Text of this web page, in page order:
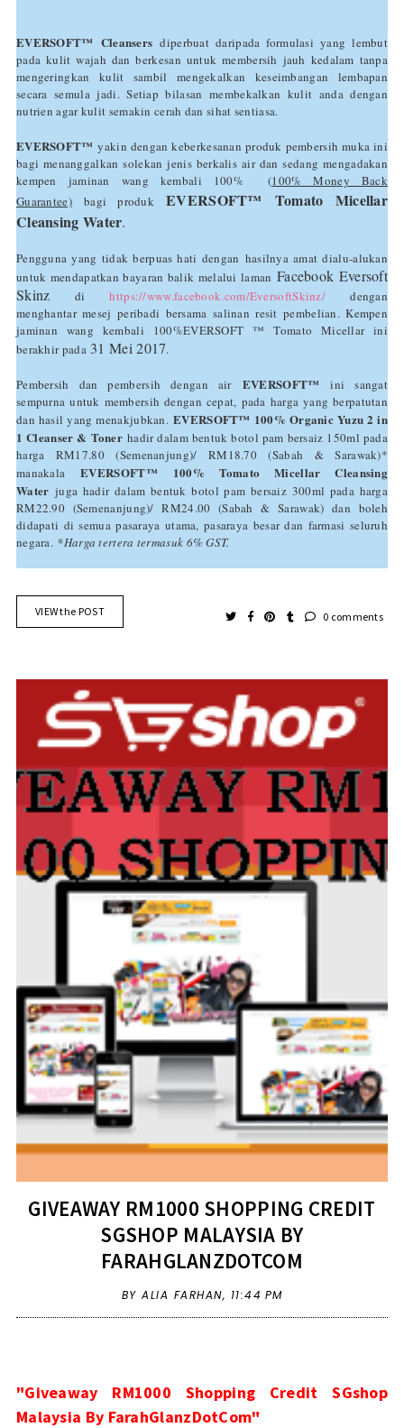
EVERSOFT™ Cleansersdiperbuat daripada formulasi yang lembut
pada kulit wajah dan berkesan untuk membersih jauh kedalam tanpa
mengeringkan kulit sambil mengekalkan keseimbangan lembapan
secara semula jadi. Setiap bilasan membekalkan kulit anda dengan
nutrien agar kulit semakin cerah dan sihat sentiasa.
EVERSOFT™ yakin dengan keberkesanan produk pembersih muka ini
bagi menanggalkan solekan jenis berkalis air dan sedang mengadakan
kempen jaminan wang kembali 100% (100% Money Back
Guarantee)
bagi produkEVERSOFT™ Tomato Micellar
Cleansing Water.
Pengguna yang tidak berpuas hati dengan hasilnya amat dialu-alukan
untuk mendapatkan bayaran balik melalui laman Facebook Eversoft
Skinz di https://www.facebook.com/EversoftSkinz/ dengan
menghantar mesej peribadi bersama salinan resit pembelian. Kempen
jaminan wang kembali 100%EVERSOFT ™ Tomato Micellar ini
berakhir pada 31 Mei 2017.
Pembersih dan pembersih dengan air EVERSOFT™ini sangat
sempurna untuk membersih dengan cepat, pada harga yang berpatutan
dan hasil yang menakjubkan.EVERSOFT™ 100% Organic Yuzu 2 in
1 Cleanser & Toner hadir dalam bentuk botol pam bersaiz 150ml pada
harga RM17.80 (Semenanjung)/ RM18.70 (Sabah & Sarawak)*
manakalaEVERSOFT™100% Tomato Micellar Cleansing
Waterjuga hadir dalam bentuk botol pam bersaiz 300ml pada harga
RM22.90 (Semenanjung)/ RM24.00 (Sabah & Sarawak) dan boleh
didapati di semua pasaraya utama, pasaraya besar dan farmasi seluruh
negara. *Harga tertera termasuk 6% GST.
VIEW the POST 0 comments
GIVEAWAY RM1000 SHOPPING CREDIT
SGSHOP MALAYSIA BY
FARAHGLANZDOTCOM
BY ALIA FARHAN, 11:44 PM
"Giveaway RM1000 Shopping Credit SGshop
Malaysia By FarahGlanzDotCom"